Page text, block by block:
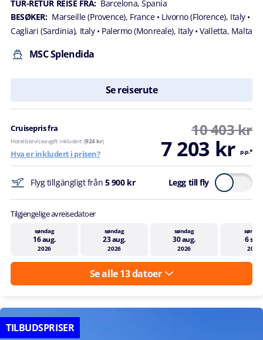
TUR-RETUR REISE FRA: Barcelona, Spania
BESØKER: Marseille (Provence), France • Livorno (Florence), Italy •
Cagliari (Sardinia), Italy • Palermo (Monreale), Italy • Valletta, Malta
MSC Splendida
Se reiserute
Cruisepris fra 10 403 kr
7 203 kr p.p.*
Hotellserviceavgift inkludert (924 kr)
Hva er inkludert i prisen?
Flyg tillgängligt från 5 900 kr Legg till fly
Tilgjengelige avreisedatoer
søndag
16 aug.
2026
søndag
23 aug.
2026
søndag
30 aug.
2026
6 sep.
2026
Se alle 13 datoer
TILBUDSPRISER